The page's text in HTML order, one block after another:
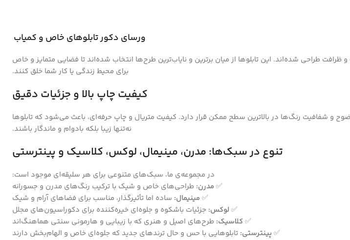
ورسای دکور تابلوهای خاص و کمیاب
طراحی شده‌اند. این تابلوها از میان برترین و نایاب‌ترین طرح‌ها انتخاب شده‌اند تا فضایی متمایز و خاص
برای محیط زندگی یا کار شما خلق کنند.
کیفیت چاپ بالا و جزئیات دقیق
و شفافیت رنگ‌ها در بالاترین سطح ممکن قرار دارد. کیفیت متریال و چاپ حرفه‌ای، باعث می‌شود که تابلوها
نه‌تنها زیبا بلکه بادوام و ماندگار باشند.
تنوع در سبک‌ها: مدرن، مینیمال، لوکس، کلاسیک و پینترستی
در مجموعه‌ی ما، سبک‌های متنوعی برای هر سلیقه‌ای موجود است:
✅ مدرن: طراحی‌های خاص و شیک با ترکیب رنگ‌های مدرن و جسورانه
✅ مینیمال: ساده اما تأثیرگذار، مناسب برای فضاهای آرام و شیک
✅ لوکس: جزئیات باشکوه و جلوه‌ای خیره‌کننده برای دکوراسیون‌های مجلل
✅ کلاسیک: طرح‌های اصیل و هنری که با زیبایی و هارمونی سنتی هماهنگ‌اند
✅ پینترستی: تابلوهایی با حس و حال ترندهای جدید که جلوه‌ای خاص و الهام‌بخش دارند